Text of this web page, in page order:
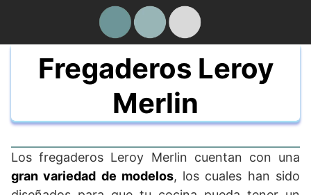
contenido
Fregaderos Leroy
Merlin
Los fregaderos Leroy Merlin cuentan con una
gran variedad de modelos, los cuales han sido